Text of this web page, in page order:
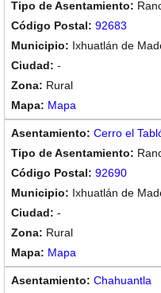
92683
Ixhuatlán de
-
Rural
Mapa
Cerro el
92690
Ixhuatlán de
-
Rural
Mapa
Chahuantla